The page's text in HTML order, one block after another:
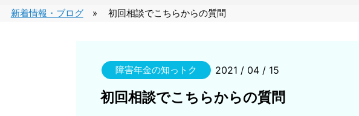
新着情報・ブログ 初回相談でこちらからの質問
障害年金の知っトク 2021 / 04 / 15
初回相談でこちらからの質問